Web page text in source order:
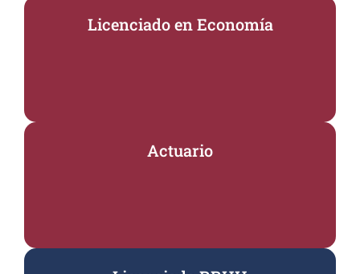
Licenciado en Economía
Actuario